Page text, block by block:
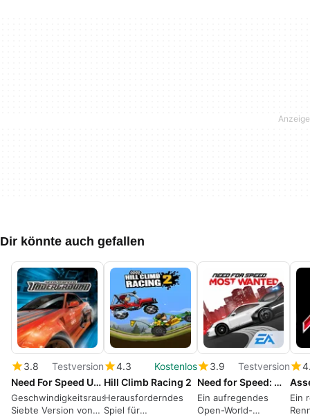
Dir könnte auch gefallen
3.8
Testversion
Need For Speed Underground
Geschwindigkeitsrausch:
Siebte Version von
4.3
Kostenlos
Hill Climb Racing 2
Herausforderndes
Spiel für
3.9
Testversion
Need for Speed: Most Wanted
Ein aufregendes
Open-World-
Ein